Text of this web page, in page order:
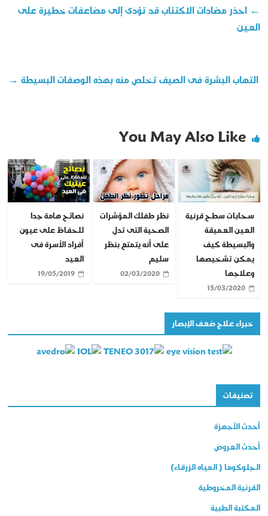
← احذر مضادات الاكتئاب قد تؤدى إلى مضاعفات خطيرة على
العين
التهاب البشرة فى الصيف تخلص منه بهذه الوصفات البسيطة →
You May Also Like
سحابات سطح قرنية
العين العميقة
والبسيطة كيف
يمكن تشخيصها
وعلاجها
15/03/2020
نظر طفلك المؤشرات
الصحية التى تدل
على أنه يتمتع بنظر
سليم
02/03/2020
نصائح هامة جدا
للحفاظ على عيون
أفراد الأسرة فى
العيد
19/05/2019
خبراء علاج ضعف الإبصار
تصنيفات
أحدث الأجهزة
أحدث العروض
الجلوكوما ( المياه الزرقاء)
القرنية المخروطية
المكتبة الطبية